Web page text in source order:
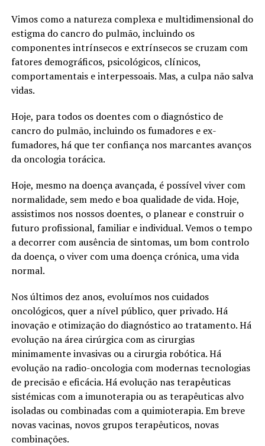
Vimos como a natureza complexa e multidimensional do
estigma do cancro do pulmão, incluindo os
componentes intrínsecos e extrínsecos se cruzam com
fatores demográficos, psicológicos, clínicos,
comportamentais e interpessoais. Mas, a culpa não salva
vidas.
Hoje, para todos os doentes com o diagnóstico de
cancro do pulmão, incluindo os fumadores e ex-
fumadores, há que ter confiança nos marcantes avanços
da oncologia torácica.
Hoje, mesmo na doença avançada, é possível viver com
normalidade, sem medo e boa qualidade de vida. Hoje,
assistimos nos nossos doentes, o planear e construir o
futuro profissional, familiar e individual. Vemos o tempo
a decorrer com ausência de sintomas, um bom controlo
da doença, o viver com uma doença crónica, uma vida
normal.
Nos últimos dez anos, evoluímos nos cuidados
oncológicos, quer a nível público, quer privado. Há
inovação e otimização do diagnóstico ao tratamento. Há
evolução na área cirúrgica com as cirurgias
minimamente invasivas ou a cirurgia robótica. Há
evolução na radio-oncologia com modernas tecnologias
de precisão e eficácia. Há evolução nas terapêuticas
sistémicas com a imunoterapia ou as terapêuticas alvo
isoladas ou combinadas com a quimioterapia. Em breve
novas vacinas, novos grupos terapêuticos, novas
combinações.